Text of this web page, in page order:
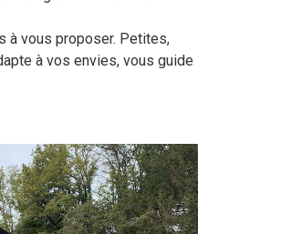
à vous proposer. Petites,
à vos envies, vous guide